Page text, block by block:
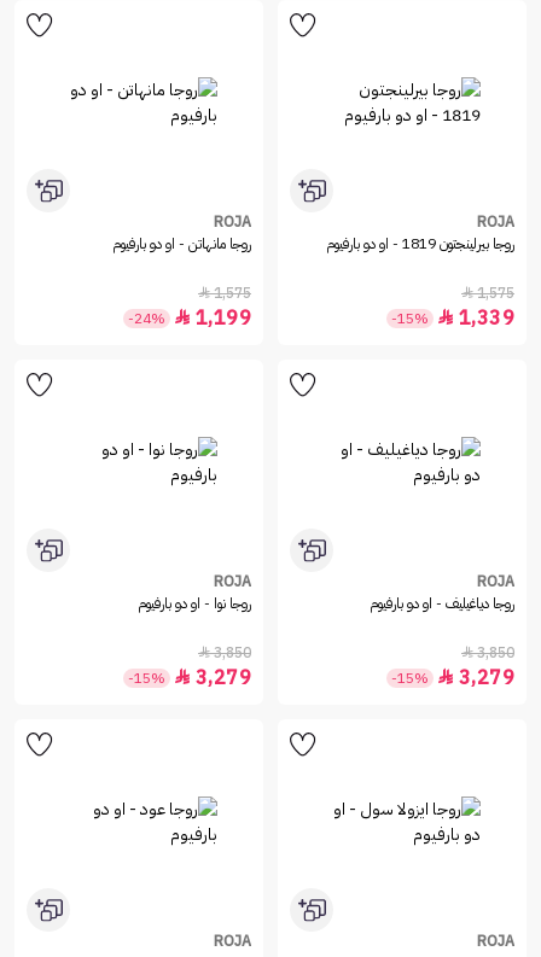
ROJA
روجا بيرلينجتون 1819 - او دو بارفيوم
1,575

1,339

-15%
ROJA
روجا مانهاتن - او دو بارفيوم
1,575

1,199

-24%
ROJA
روجا دياغيليف - او دو بارفيوم
3,850

3,279

-15%
ROJA
روجا نوا - او دو بارفيوم
3,850

3,279

-15%
ROJA
ROJA